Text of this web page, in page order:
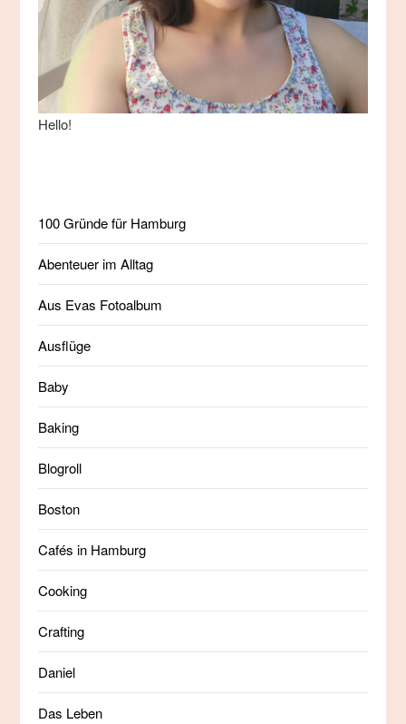
Hello!
100 Gründe für Hamburg
Abenteuer im Alltag
Aus Evas Fotoalbum
Ausflüge
Baby
Baking
Blogroll
Boston
Cafés in Hamburg
Cooking
Crafting
Daniel
Das Leben